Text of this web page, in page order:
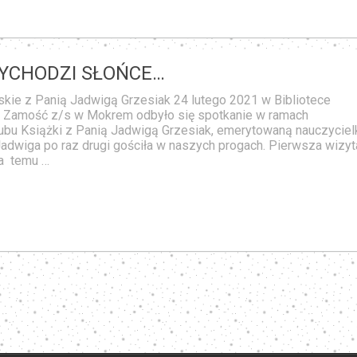
SŁOŃCE…
z Panią Jadwigą Grzesiak 24 lutego 2021 w Bibliotece
Zamość z/s w Mokrem odbyło się spotkanie w ramach
Książki z Panią Jadwigą Grzesiak, emerytowaną
po raz drugi gościła w naszych progach. Pierwsza
temu …